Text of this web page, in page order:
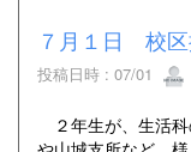
７月１日 校
投稿日時 : 07/01
２年生が、生活